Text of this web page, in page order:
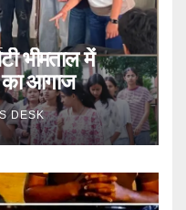
भीमताल में
का आगाज
DESK